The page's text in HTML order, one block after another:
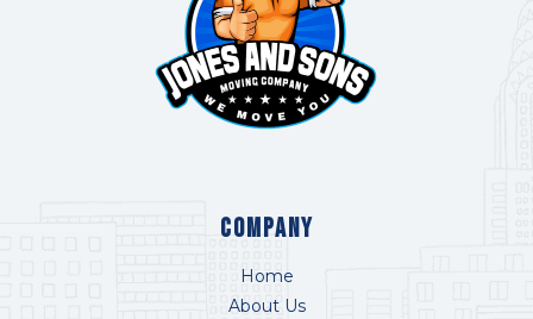
COMPANY
Home
About Us